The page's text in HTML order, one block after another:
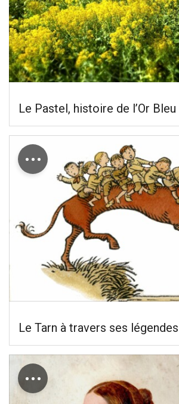
Le Pastel, histoire de l’Or Bleu
…
Le Tarn à travers ses légendes
…